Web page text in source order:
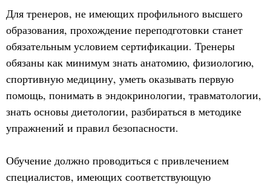
Для тренеров, не имеющих профильного высшего
образования, прохождение переподготовки станет
обязательным условием сертификации. Тренеры
обязаны как минимум знать анатомию, физиологию,
спортивную медицину, уметь оказывать первую
помощь, понимать в эндокринологии, травматологии,
знать основы диетологии, разбираться в методике
упражнений и правил безопасности.
Обучение должно проводиться с привлечением
специалистов, имеющих соответствующую